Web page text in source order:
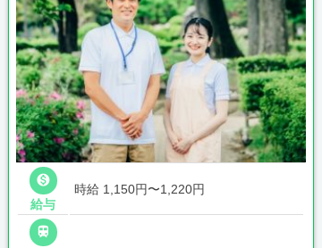

給与
時給 1,150円〜1,220円
